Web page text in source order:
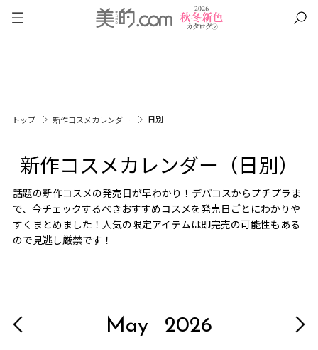
トップ 新作コスメカレンダー 日別
新作コスメカレンダー（日別）
話題の新作コスメの発売日が早わかり！デパコスからプチプラま
で、今チェックするべきおすすめコスメを発売日ごとにわかりや
すくまとめました！人気の限定アイテムは即完売の可能性もある
ので見逃し厳禁です！
May 2026